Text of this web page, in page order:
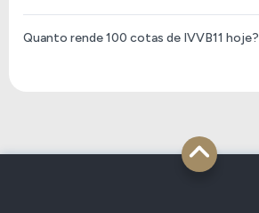
Quanto rende 100 cotas de IVVB11 hoje?